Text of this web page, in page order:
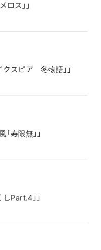
ロス」」
クスピア 冬物語」」
寿限無」」
Part.4」」